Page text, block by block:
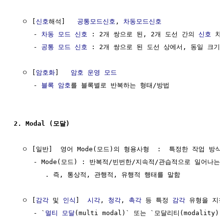
  ㅇ [
신호해석] 공통모드신호 , 차동모드신호
     -
차동 모드 신호 : 2개 쌍으로 된, 2개 도선 간의 신호
     -
공통 모드 신호 : 2개 쌍으로 된 도선 상에서, 동일 크
  ㅇ [
암호화] 암호 운영 모드
     -
블록 암호를 블록별로 반복하는 형태/방법
2. Modal (모달)
ㅇ [일반]  영어 Mode(모드)의 형용사형  :  특정한 작업 방
- Mode(모드) : 반복적/빈번한/지속적/관습적으로 일어나
        . 즉, 통상적, 관행적, 유행적 행태를 말함
  ㅇ [
감각 및 인식 ] 시각 , 청각 , 촉각 등 특정 감각 유형을
     - `
멀티 모달(multi modal)` 또는 `모달리티